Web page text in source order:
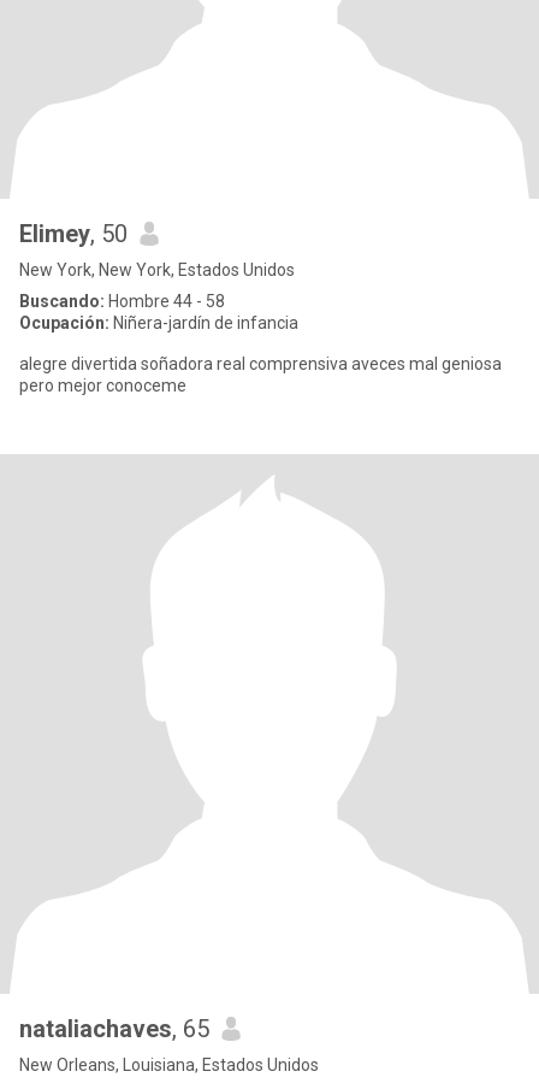
Elimey, 50
New York, New York, Estados Unidos
Buscando: Hombre 44 - 58
Ocupación: Niñera-jardín de infancia
alegre divertida soñadora real comprensiva aveces mal geniosa
pero mejor conoceme
nataliachaves, 65
New Orleans, Louisiana, Estados Unidos